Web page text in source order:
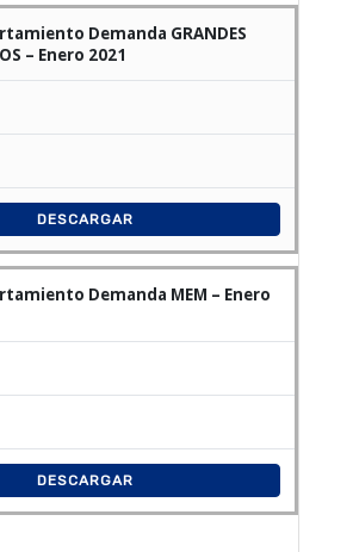
Demanda GRANDES
– Enero 2021
DESCARGAR
Demanda MEM – Enero
DESCARGAR